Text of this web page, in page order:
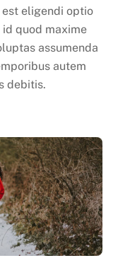
eligendi optio
quod maxime
assumenda
autem
debitis.